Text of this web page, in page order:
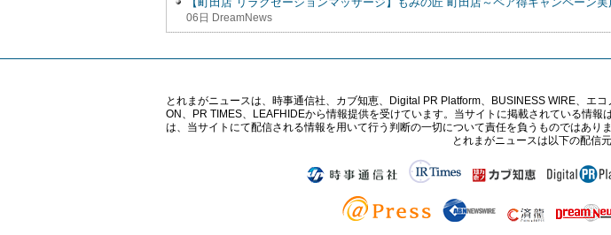
06日 DreamNews
とれまがニュースは、時事通信社、カブ知恵、Digital PR Platform、BUSINESS WIRE、
ON、PR TIMES、LEAFHIDEから情報提供を受けています。当サイトに掲載されている情
は、当サイトにて配信される情報を用いて行う判断の一切について責任を負うものではありま
とれまがニュースは以下の配信